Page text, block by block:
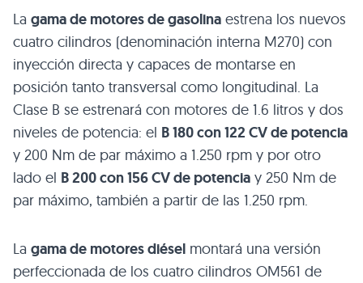
La gama de motores de gasolina estrena los nuevos
cuatro cilindros (denominación interna M270) con
inyección directa y capaces de montarse en
posición tanto transversal como longitudinal. La
Clase B se estrenará con motores de 1.6 litros y dos
niveles de potencia: el B 180con 122 CV de potencia
y 200 Nm de par máximo a 1.250 rpm y por otro
lado el B 200con 156 CV de potencia y 250 Nm de
par máximo, también a partir de las 1.250 rpm.
La gama de motores diésel montará una versión
perfeccionada de los cuatro cilindros OM561 de